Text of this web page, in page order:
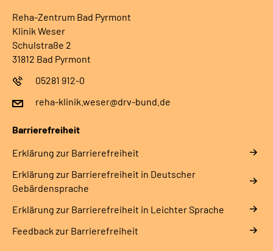
Reha-Zentrum Bad Pyrmont
Klinik Weser
Schulstraße 2
31812 Bad Pyrmont
05281 912-0
reha-klinik.weser@drv-bund.de
Barrierefreiheit
Erklärung zur Barrierefreiheit
Erklärung zur Barrierefreiheit in Deutscher
Gebärdensprache
Erklärung zur Barrierefreiheit in Leichter Sprache
Feedback zur Barrierefreiheit